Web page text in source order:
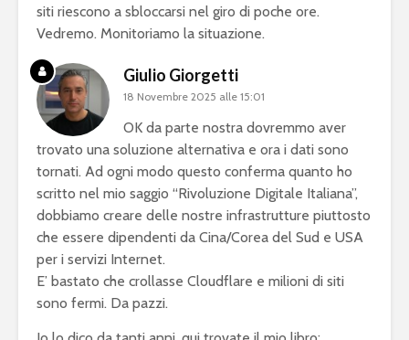
siti riescono a sbloccarsi nel giro di poche ore.
Vedremo. Monitoriamo la situazione.
Giulio Giorgetti
18 Novembre 2025 alle 15:01
OK da parte nostra dovremmo aver
trovato una soluzione alternativa e ora i dati sono
tornati. Ad ogni modo questo conferma quanto ho
scritto nel mio saggio “Rivoluzione Digitale Italiana”,
dobbiamo creare delle nostre infrastrutture piuttosto
che essere dipendenti da Cina/Corea del Sud e USA
per i servizi Internet.
E’ bastato che crollasse Cloudflare e milioni di siti
sono fermi. Da pazzi.